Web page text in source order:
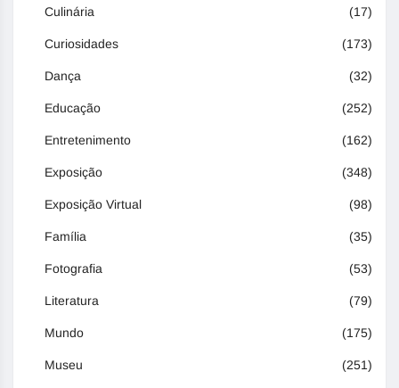
Culinária (17)
Curiosidades (173)
Dança (32)
Educação (252)
Entretenimento (162)
Exposição (348)
Exposição Virtual (98)
Família (35)
Fotografia (53)
Literatura (79)
Mundo (175)
Museu (251)